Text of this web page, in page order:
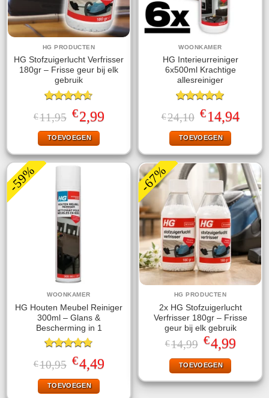
HG PRODUCTEN
HG Stofzuigerlucht Verfrisser
180gr – Frisse geur bij elk
gebruik
Gewaardeerd
4.57uit 5
€11,95 Oorspronkelijke
prijs
was:
€11,95.
€2,99Huidige
prijs
TOEVOEGEN
WOONKAMER
HG Interieurreiniger
6x500ml Krachtige
allesreiniger
Gewaardeerd
5.00uit 5
€24,10 Oorspronkelijke
prijs
was:
€24,10.
€14,94Huidige
prijs
TOEVOEGEN
-59%
WOONKAMER
HG Houten Meubel Reiniger
300ml – Glans &
Bescherming in 1
Gewaardeerd
4.75uit 5
€10,95 Oorspronkelijke
prijs
was:
€10,95.
€4,49Huidige
prijs
TOEVOEGEN
-67%
HG PRODUCTEN
2x HG Stofzuigerlucht
Verfrisser 180gr – Frisse
geur bij elk gebruik
€14,99 Oorspronkelijke
prijs
was:
€14,99.
€4,99Huidige
prijs
TOEVOEGEN